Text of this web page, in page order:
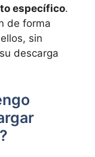
específico.
de forma
sin
descarga